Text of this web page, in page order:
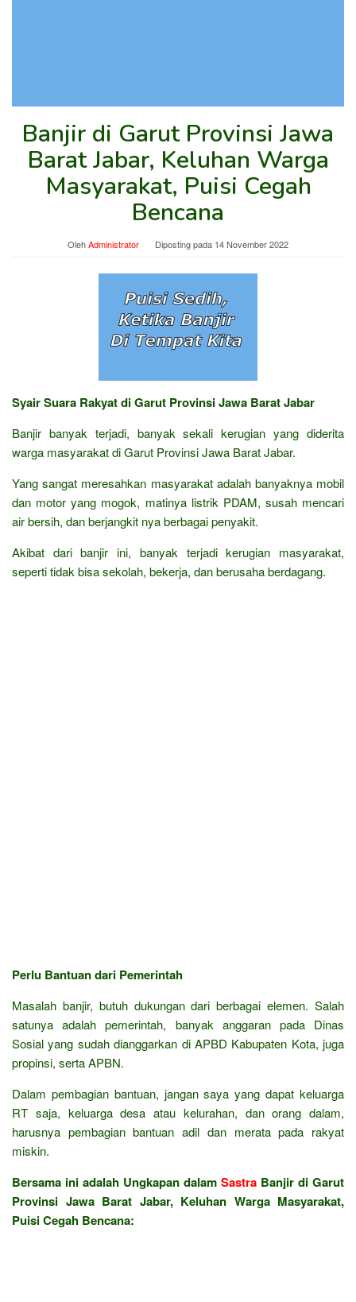
Banjir di Garut Provinsi Jawa
Barat Jabar, Keluhan Warga
Masyarakat, Puisi Cegah
Bencana
OlehAdministrator Diposting pada 14 November 2022
Syair Suara Rakyat di Garut Provinsi Jawa Barat Jabar
Banjir banyak terjadi, banyak sekali kerugian yang diderita
warga masyarakat di Garut Provinsi Jawa Barat Jabar.
Yang sangat meresahkan masyarakat adalah banyaknya mobil
dan motor yang mogok, matinya listrik PDAM, susah mencari
air bersih, dan berjangkit nya berbagai penyakit.
Akibat dari banjir ini, banyak terjadi kerugian masyarakat,
seperti tidak bisa sekolah, bekerja, dan berusaha berdagang.
Perlu Bantuan dari Pemerintah
Masalah banjir, butuh dukungan dari berbagai elemen. Salah
satunya adalah pemerintah, banyak anggaran pada Dinas
Sosial yang sudah dianggarkan di APBD Kabupaten Kota, juga
propinsi, serta APBN.
Dalam pembagian bantuan, jangan saya yang dapat keluarga
RT saja, keluarga desa atau kelurahan, dan orang dalam,
harusnya pembagian bantuan adil dan merata pada rakyat
miskin.
Bersama ini adalah Ungkapan dalam Sastra Banjir di Garut
Provinsi Jawa Barat Jabar, Keluhan Warga Masyarakat,
Puisi Cegah Bencana: